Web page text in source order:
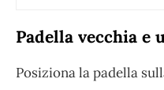
Padella vecchia e
Posiziona la padella